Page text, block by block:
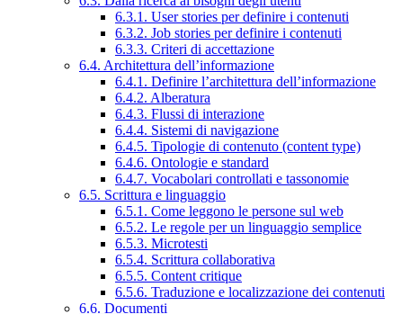
6.3.1. User stories per definire i contenuti
6.3.2. Job stories per definire i contenuti
6.3.3. Criteri di accettazione
6.4. Architettura dell’informazione
6.4.1. Definire l’architettura dell’informazione
6.4.2. Alberatura
6.4.3. Flussi di interazione
6.4.4. Sistemi di navigazione
6.4.5. Tipologie di contenuto (content type)
6.4.6. Ontologie e standard
6.4.7. Vocabolari controllati e tassonomie
6.5. Scrittura e linguaggio
6.5.1. Come leggono le persone sul web
6.5.2. Le regole per un linguaggio semplice
6.5.3. Microtesti
6.5.4. Scrittura collaborativa
6.5.5. Content critique
6.5.6. Traduzione e localizzazione dei contenuti
6.6. Documenti